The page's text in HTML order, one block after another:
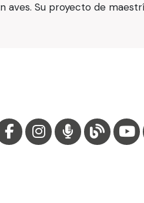
aves. Su proyecto de